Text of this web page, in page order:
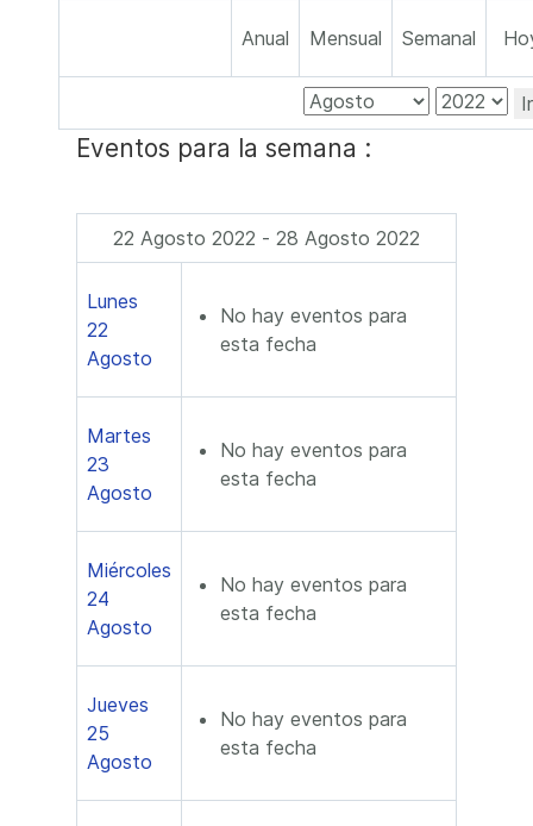
Anual Mensual Semanal
Eventos para la semana :
22 Agosto 2022 - 28 Agosto 2022
Lunes
22
Agosto
No hay eventos para
esta fecha
Martes
23
Agosto
No hay eventos para
esta fecha
Miércoles
24
Agosto
No hay eventos para
esta fecha
Jueves
25
Agosto
No hay eventos para
esta fecha